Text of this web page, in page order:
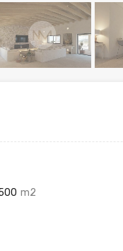
m2